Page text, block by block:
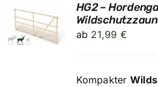
HG2 –
ab 21,99 €
Kompakter